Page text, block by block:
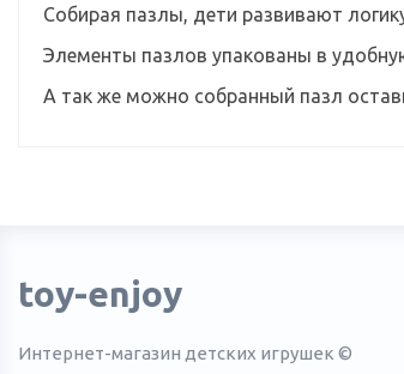
Собирая пазлы, дети развивают
Элементы пазлов упакованы в
А так же можно собранный пазл
toy-enjoy
Интернет-магазин детских игрушек ©